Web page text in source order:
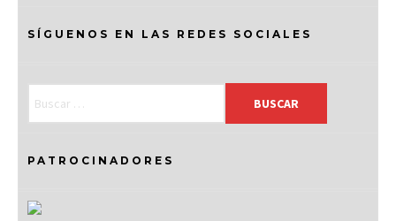
SÍGUENOS EN LAS REDES SOCIALES
PATROCINADORES